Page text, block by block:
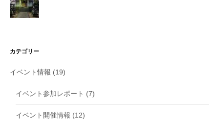
カテゴリー
イベント情報 (19)
イベント参加レポート (7)
イベント開催情報 (12)